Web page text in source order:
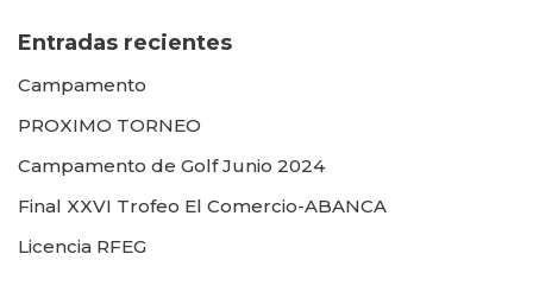
Entradas recientes
Campamento
PROXIMO TORNEO
Campamento de Golf Junio 2024
Final XXVI Trofeo El Comercio-ABANCA
Licencia RFEG